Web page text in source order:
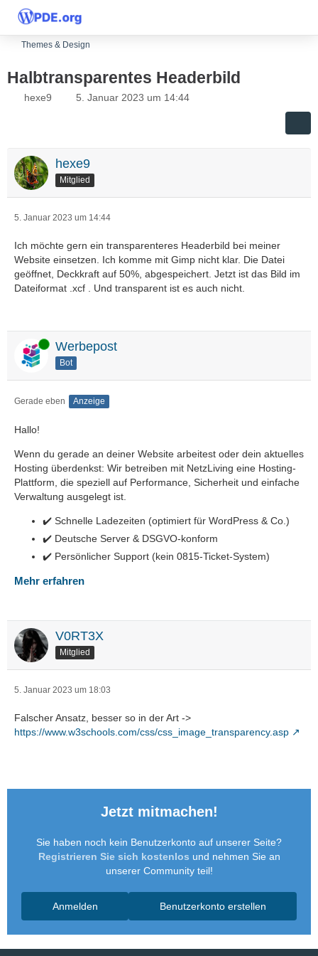
Themes & Design
Halbtransparentes Headerbild
hexe9 5. Januar 2023 um 14:44
hexe9
Mitglied
5. Januar 2023 um 14:44
Ich möchte gern ein transparenteres Headerbild bei meiner
Website einsetzen. Ich komme mit Gimp nicht klar. Die Datei
geöffnet, Deckkraft auf 50%, abgespeichert. Jetzt ist das Bild im
Dateiformat .xcf . Und transparent ist es auch nicht.
Online Werbepost
Bot
Gerade eben Anzeige
Hallo!
Wenn du gerade an deiner Website arbeitest oder dein aktuelles
Hosting überdenkst: Wir betreiben mit NetzLiving eine Hosting-
Plattform, die speziell auf Performance, Sicherheit und einfache
Verwaltung ausgelegt ist.
✔️ Schnelle Ladezeiten (optimiert für WordPress & Co.)
✔️ Deutsche Server & DSGVO-konform
✔️ Persönlicher Support (kein 0815-Ticket-System)
Mehr erfahren
V0RT3X
Mitglied
5. Januar 2023 um 18:03
Falscher Ansatz, besser so in der Art ->
https://www.w3schools.com/css/css_image_transparency.asp
Jetzt mitmachen!
Sie haben noch kein Benutzerkonto auf unserer Seite?
Registrieren Sie sich kostenlos und nehmen Sie an
unserer Community teil!
Benutzerkonto erstellen
Anmelden